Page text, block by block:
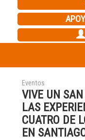
Eventos
VIVE UN
LAS
CUATRO DE
EN